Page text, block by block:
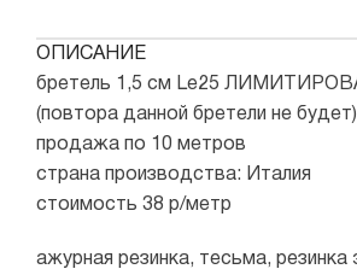
ОПИСАНИЕ
бретель 1,5 см Le25
(повтора данной бретели не будет)
продажа по 10 метров
страна производства: Италия
стоимость 38 р/метр
ажурная резинка, тесьма, резинка